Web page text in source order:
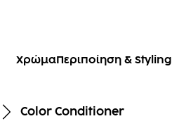
ΧρώμαΠεριποίηση & Styling
Color Conditioner